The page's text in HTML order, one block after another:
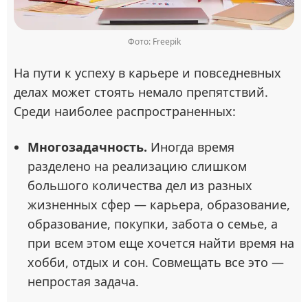
Фото: Freepik
На пути к успеху в карьере и повседневных
делах может стоять немало препятствий.
Среди наиболее распространенных:
Многозадачность. Иногда время
разделено на реализацию слишком
большого количества дел из разных
жизненных сфер — карьера, образование,
образование, покупки, забота о семье, а
при всем этом еще хочется найти время на
хобби, отдых и сон. Совмещать все это —
непростая задача.